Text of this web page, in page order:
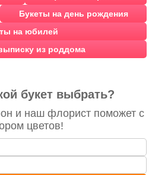
Букеты на день рождения
на юбилей
из роддома
букет выбрать?
и наш флорист поможет с
цветов!